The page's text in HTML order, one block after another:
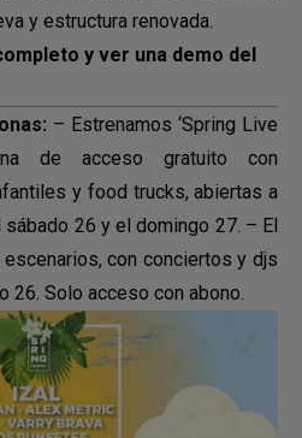
y estructura renovada.
y ver una demo del
– Estrenamos ‘Spring Live
de acceso gratuito con
y food trucks, abiertas a
26 y el domingo 27. – El
con conciertos y djs
26. Solo acceso con abono.